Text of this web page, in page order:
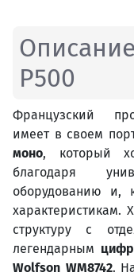
P500
Французский
имеет в своем
моно, который
благодаря
оборудованию и,
характеристикам.
структуру с
легендарным
Wolfson WM8742.